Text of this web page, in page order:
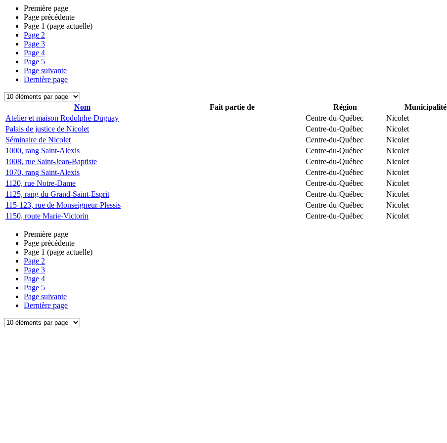
Première page
Page précédente
Page 1 (page actuelle)
Page 2
Page 3
Page 4
Page 5
Page suivante
Dernière page
Nom Fait partie de Région Municipalité
Atelier et maison Rodolphe-Duguay
Centre-du-Québec
Nicolet
Palais de justice de Nicolet
Centre-du-Québec
Nicolet
Séminaire de Nicolet
Centre-du-Québec
Nicolet
1000, rang Saint-Alexis
Centre-du-Québec
Nicolet
1008, rue Saint-Jean-Baptiste
Centre-du-Québec
Nicolet
1070, rang Saint-Alexis
Centre-du-Québec
Nicolet
1120, rue Notre-Dame
Centre-du-Québec
Nicolet
1125, rang du Grand-Saint-Esprit
Centre-du-Québec
Nicolet
115-123, rue de Monseigneur-Plessis
Centre-du-Québec
Nicolet
1150, route Marie-Victorin
Centre-du-Québec Nicolet
Première page
Page précédente
Page 1 (page actuelle)
Page 2
Page 3
Page 4
Page 5
Page suivante
Dernière page